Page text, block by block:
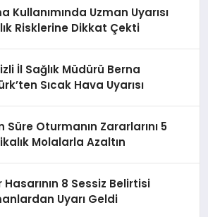
Kullanımında Uzman Uyarısı
Risklerine Dikkat Çekti
İl Sağlık Müdürü Berna
Sıcak Hava Uyarısı
Süre Oturmanın Zararlarını 5
Molalarla Azaltın
Hasarının 8 Sessiz Belirtisi
Uyarı Geldi